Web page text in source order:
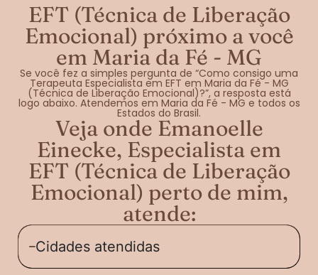
EFT (Técnica de Liberação
Emocional) próximo a você
em Maria da Fé - MG
Se você fez a simples pergunta de “Como consigo uma
Terapeuta Especialista em EFT em Maria da Fé - MG
(Técnica de Liberação Emocional)?”, a resposta está
logo abaixo. Atendemos em Maria da Fé - MG e todos os
Estados do Brasil.
Veja onde Emanoelle
Einecke, Especialista em
EFT (Técnica de Liberação
Emocional) perto de mim,
atende:
Cidades atendidas